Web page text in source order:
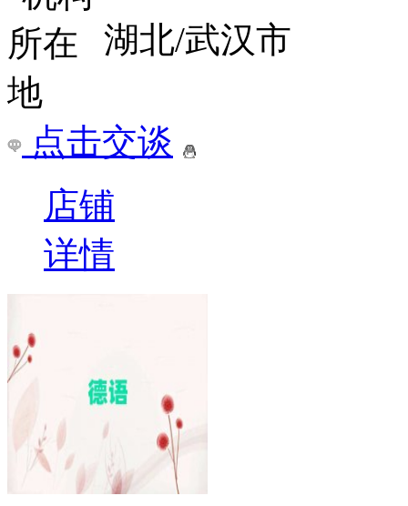
湖北/武汉市
点击交谈
店铺
详情